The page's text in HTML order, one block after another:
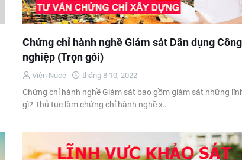
Chứng chỉ hành nghề Giám sát Dân dụng Công
nghiệp (Trọn gói)
Viện Nuce tháng 8 10, 2022
Chứng chỉ hành nghề Giám sát bao gồm giám sát những
gì? Thủ tục làm chứng chỉ hành nghề x…